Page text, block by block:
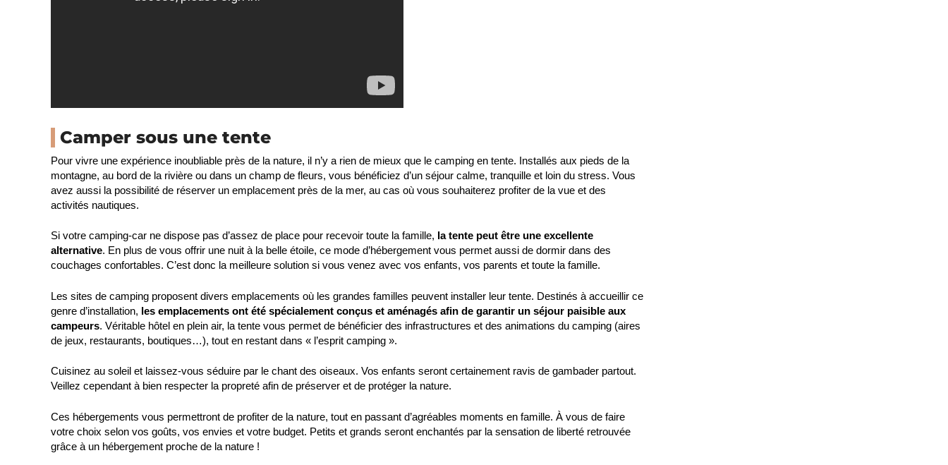
Camper sous une tente
Pour vivre une expérience inoubliable près de la nature, il n’y a rien de mieux que le camping en tente. Installés aux pieds de la
montagne, au bord de la rivière ou dans un champ de fleurs, vous bénéficiez d’un séjour calme, tranquille et loin du stress. Vous
avez aussi la possibilité de réserver un emplacement près de la mer, au cas où vous souhaiterez profiter de la vue et des
activités nautiques.
Si votre camping-car ne dispose pas d’assez de place pour recevoir toute la famille, la tente peut être une excellente
alternative. En plus de vous offrir une nuit à la belle étoile, ce mode d’hébergement vous permet aussi de dormir dans des
couchages confortables. C’est donc la meilleure solution si vous venez avec vos enfants, vos parents et toute la famille.
Les sites de camping proposent divers emplacements où les grandes familles peuvent installer leur tente. Destinés à accueillir ce
genre d’installation, les emplacements ont été spécialement conçus et aménagés afin de garantir un séjour paisible aux
campeurs. Véritable hôtel en plein air, la tente vous permet de bénéficier des infrastructures et des animations du camping (aires
de jeux, restaurants, boutiques…), tout en restant dans « l’esprit camping ».
Cuisinez au soleil et laissez-vous séduire par le chant des oiseaux. Vos enfants seront certainement ravis de gambader partout.
Veillez cependant à bien respecter la propreté afin de préserver et de protéger la nature.
Ces hébergements vous permettront de profiter de la nature, tout en passant d’agréables moments en famille. À vous de faire
votre choix selon vos goûts, vos envies et votre budget. Petits et grands seront enchantés par la sensation de liberté retrouvée
grâce à un hébergement proche de la nature !